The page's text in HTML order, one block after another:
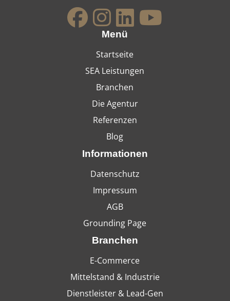
Menü
Startseite
SEA Leistungen
Branchen
Die Agentur
Referenzen
Blog
Informationen
Datenschutz
Impressum
AGB
Grounding Page
Branchen
E-Commerce
Mittelstand & Industrie
Dienstleister & Lead-Gen